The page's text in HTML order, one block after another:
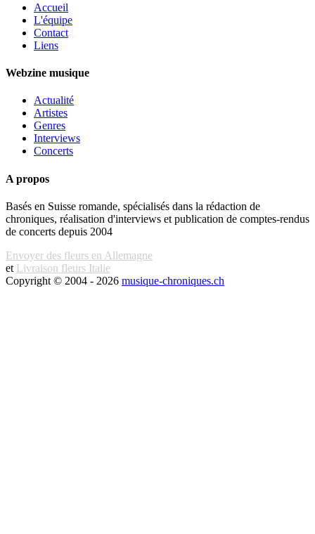
Accueil
L'équipe
Contact
Liens
Webzine musique
Actualité
Artistes
Genres
Interviews
Concerts
A propos
Basés en Suisse romande, spécialisés dans la rédaction de
chroniques, réalisation d'interviews et publication de comptes-rendus
de concerts depuis 2004
Envoyer des fleurs en Allemagne
et Livraison fleurs Italie
Copyright © 2004 - 2026 musique-chroniques.ch